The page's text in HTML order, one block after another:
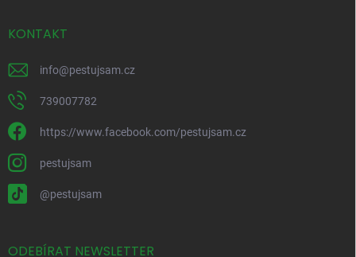
KONTAKT
info@pestujsam.cz
739007782
https://www.facebook.com/pestujsam.cz
pestujsam
@pestujsam
ODEBÍRAT NEWSLETTER